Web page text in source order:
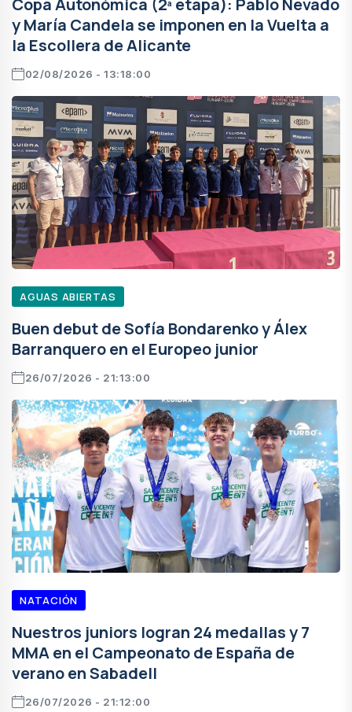
y María Candela se imponen en la Vuelta a
la Escollera de Alicante
02/08/2026 - 13:18:00
AGUAS ABIERTAS
Buen debut de Sofía Bondarenko y Álex
Barranquero en el Europeo junior
26/07/2026 - 21:13:00
NATACIÓN
Nuestros juniors logran 24 medallas y 7
MMA en el Campeonato de España de
verano en Sabadell
26/07/2026 - 21:12:00